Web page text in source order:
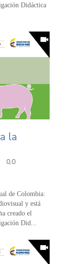
Didáctica
la
0,0
de Colombia:
y está
creado el
Did...